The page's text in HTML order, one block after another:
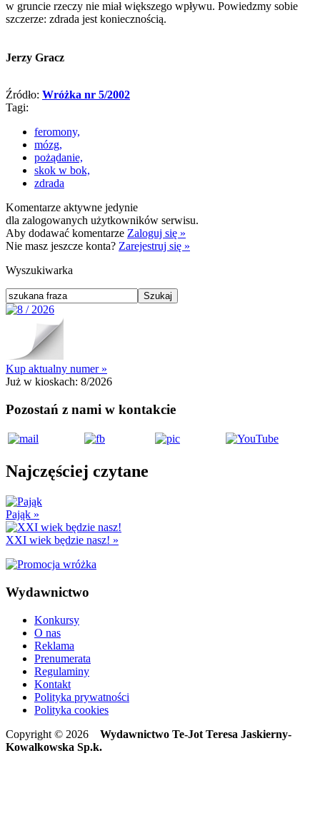
w gruncie rzeczy nie miał większego wpływu. Powiedzmy sobie
szczerze: zdrada jest koniecznością.
Jerzy Gracz
Źródło: Wróżka nr 5/2002
Tagi:
feromony,
mózg,
pożądanie,
skok w bok,
zdrada
Komentarze aktywne jedynie
dla zalogowanych użytkowników serwisu.
Aby dodawać komentarze Zaloguj się »
Nie masz jeszcze konta? Zarejestruj się »
Wyszukiwarka
Kup aktualny numer »
Już w kioskach: 8/2026
Pozostań z nami w kontakcie
Najczęściej czytane
Pająk »
XXI wiek będzie nasz! »
Wydawnictwo
Konkursy
O nas
Reklama
Prenumerata
Regulaminy
Kontakt
Polityka prywatności
Polityka cookies
Copyright © 2026 Wydawnictwo Te-Jot Teresa Jaskierny-
Kowalkowska Sp.k.